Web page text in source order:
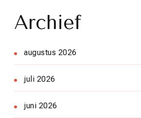
Archief
augustus 2026
juli 2026
juni 2026